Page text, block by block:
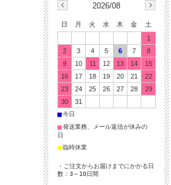
2026/08
日 月 火 水 木 金
土
1
2
3 4 5 6 7
8
9
10 11 12 13 14
15
16
17 18 19 20 21
22
23
24 25 26 27 28
29
30
31
■今日
■発送業務、メール返信が休みの
日
■臨時休業
・ご注文からお届けまでにかかる日
数：3～10日間